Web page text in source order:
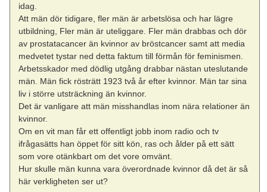
idag.
Att män dör tidigare, fler män är arbetslösa och har lägre
utbildning, Fler män är uteliggare. Fler män drabbas och dör
av prostatacancer än kvinnor av bröstcancer samt att media
medvetet tystar ned detta faktum till förmån för feminismen.
Arbetsskador med dödlig utgång drabbar nästan uteslutande
män. Män fick rösträtt 1923 två år efter kvinnor. Män tar sina
liv i större utsträckning än kvinnor.
Det är vanligare att män misshandlas inom nära relationer än
kvinnor.
Om en vit man får ett offentligt jobb inom radio och tv
ifrågasätts han öppet för sitt kön, ras och ålder på ett sätt
som vore otänkbart om det vore omvänt.
Hur skulle män kunna vara överordnade kvinnor då det är så
här verkligheten ser ut?